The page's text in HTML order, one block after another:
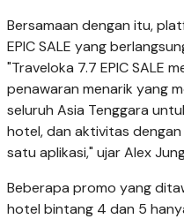
Bersamaan dengan itu,
EPIC SALE yang
"Traveloka 7.7 EPIC SALE
penawaran menarik yang
seluruh Asia Tenggara
hotel, dan aktivitas
satu aplikasi," ujar Alex
Beberapa promo yang
hotel bintang 4 dan 5